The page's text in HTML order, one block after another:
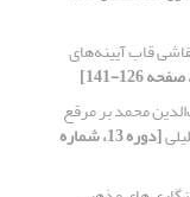
قاب آیینه‌های
محمد بر مرقع
[دوره 13، شماره